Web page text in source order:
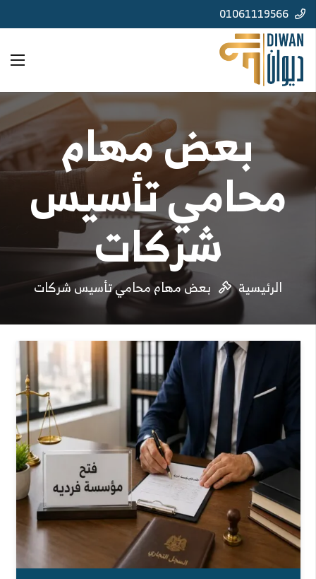
01061119566
بعض مهام
محامي تأسيس
شركات
الرئيسية بعض مهام محامي تأسيس شركات